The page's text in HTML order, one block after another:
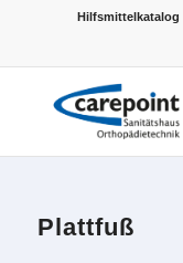
Hilfsmittelkatalog
Plattfuß